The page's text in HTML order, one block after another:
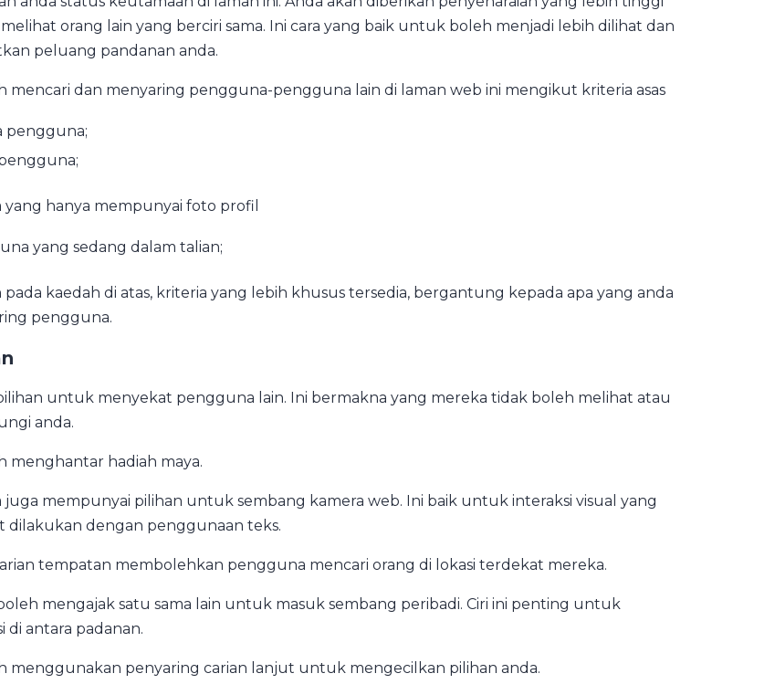
orang lain yang berciri sama. Ini cara yang baik untuk boleh menjadi lebih dilihat dan
peluang pandanan anda.
mencari dan menyaring pengguna-pengguna lain di laman web ini mengikut kriteria asas
pengguna;
yang hanya mempunyai foto profil
yang sedang dalam talian;
pada kaedah di atas, kriteria yang lebih khusus tersedia, bergantung kepada apa yang anda
pengguna.
untuk menyekat pengguna lain. Ini bermakna yang mereka tidak boleh melihat atau
anda.
menghantar hadiah maya.
juga mempunyai pilihan untuk sembang kamera web. Ini baik untuk interaksi visual yang
dilakukan dengan penggunaan teks.
tempatan membolehkan pengguna mencari orang di lokasi terdekat mereka.
mengajak satu sama lain untuk masuk sembang peribadi. Ciri ini penting untuk
di antara padanan.
menggunakan penyaring carian lanjut untuk mengecilkan pilihan anda.